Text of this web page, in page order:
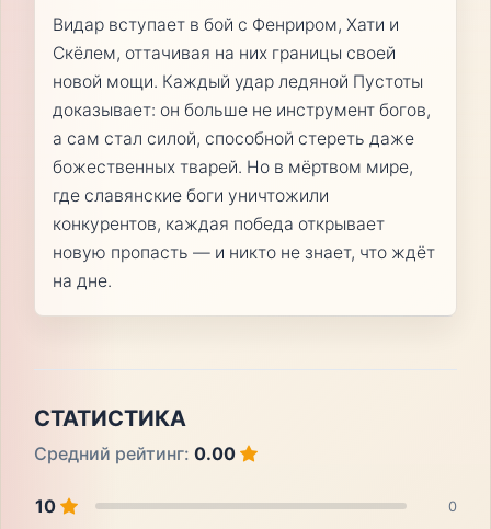
Видар вступает в бой с Фенриром, Хати и
Скёлем, оттачивая на них границы своей
новой мощи. Каждый удар ледяной Пустоты
доказывает: он больше не инструмент богов,
а сам стал силой, способной стереть даже
божественных тварей. Но в мёртвом мире,
где славянские боги уничтожили
конкурентов, каждая победа открывает
новую пропасть — и никто не знает, что ждёт
на дне.
СТАТИСТИКА
Средний рейтинг: 0.00
10 0